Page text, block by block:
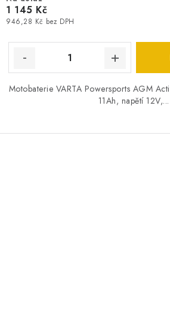
946,28 Kč bez DPH
1 145 Kč
Motobaterie VARTA Powersports AGM
11Ah, napětí 12V,...